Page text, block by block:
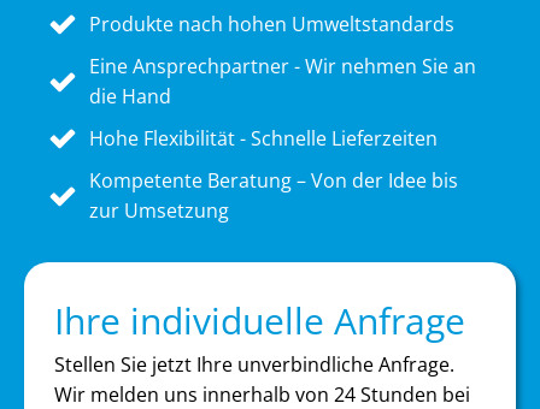
Ihre individuelle Anfrage
Stellen Sie jetzt Ihre unverbindliche Anfrage.
Wir melden uns innerhalb von 24 Stunden bei
Produkte nach hohen Umweltstandards
Eine Ansprechpartner - Wir nehmen Sie an
die Hand
Hohe Flexibilität - Schnelle Lieferzeiten
Kompetente Beratung – Von der Idee bis
zur Umsetzung